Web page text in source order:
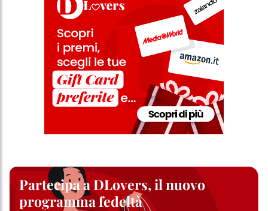
Partecipa a DLovers, il nuovo
programma fedeltà